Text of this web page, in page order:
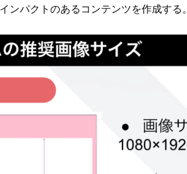
ンパクトのあるコンテンツを作成する。